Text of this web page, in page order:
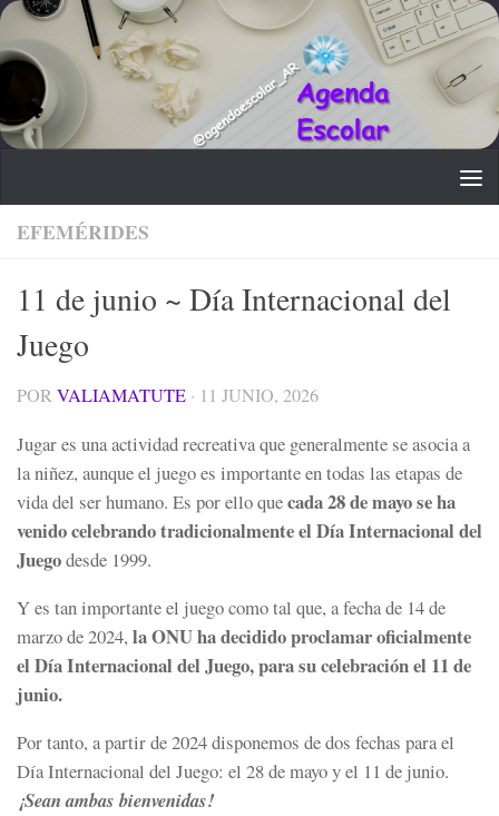
Saltar al contenido
EFEMÉRIDES
11 de junio ~ Día Internacional del
Juego
POR VALIAMATUTE · 11 JUNIO, 2026
Jugar es una actividad recreativa que generalmente se asocia a
la niñez, aunque el juego es importante en todas las etapas de
vida del ser humano. Es por ello quecada 28 de mayo se ha
venido celebrando tradicionalmente el Día Internacional del
Juegodesde 1999.
Y es tan importante el juego como tal que, a fecha de 14 de
marzo de 2024, la ONU ha decidido proclamar oficialmente
el Día Internacional del Juego, para su celebración el 11 de
junio.
Por tanto, a partir de 2024 disponemos de dos fechas para el
Día Internacional del Juego: el 28 de mayo y el 11 de junio.
¡Sean ambas bienvenidas!